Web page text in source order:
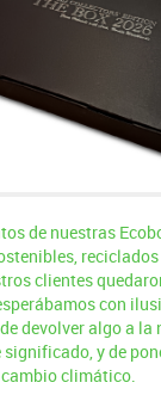
de nuestras
clientes
con
devolver algo a la
significado, y de
climático.